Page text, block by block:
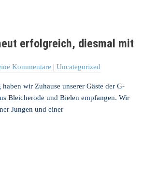
erfolgreich, diesmal mit
Kommentare | Uncategorized
wir Zuhause unserer Gäste der G-
Bleicherode und Bielen empfangen. Wir
Jungen und einer